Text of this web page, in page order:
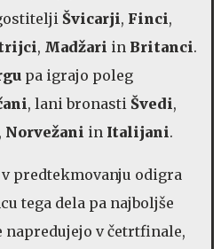
Švicarji, Finci,
, Madžari in Britanci.
pa igrajo poleg
, lani bronasti Švedi,
, Norvežani in Italijani.
predtekmovanju odigra
tega dela pa najboljše
v četrtfinale,